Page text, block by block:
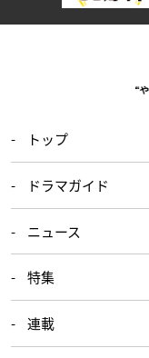
トップ
ドラマガイド
ニュース
特集
連載